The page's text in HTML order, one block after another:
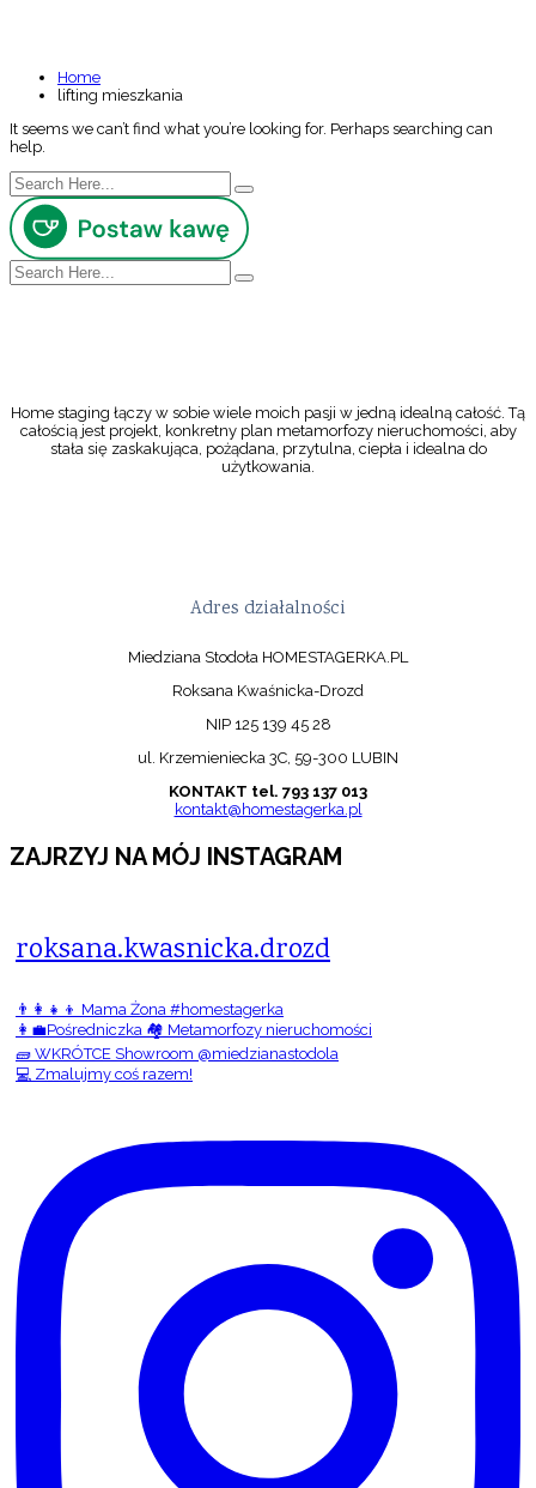
Home
lifting mieszkania
It seems we can’t find what you’re looking for. Perhaps searching can
help.
Home staging łączy w sobie wiele moich pasji w jedną idealną całość. Tą
całością jest projekt, konkretny plan metamorfozy nieruchomości, aby
stała się zaskakująca, pożądana, przytulna, ciepła i idealna do
użytkowania.
Adres działalności
Miedziana Stodoła HOMESTAGERKA.PL
Roksana Kwaśnicka-Drozd
NIP 125 139 45 28
ul. Krzemieniecka 3C, 59-300 LUBIN
KONTAKT tel. 793 137 013
kontakt@homestagerka.pl
ZAJRZYJ NA MÓJ INSTAGRAM
roksana.kwasnicka.drozd
👨‍👩‍👧‍👦 Mama Żona #homestagerka
👩‍💼Pośredniczka 🏘️ Metamorfozy nieruchomości
🧱 WKRÓTCE Showroom @miedzianastodola
💻 Zmalujmy coś razem!